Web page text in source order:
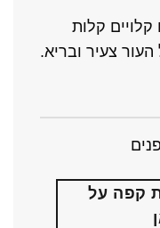
קלויים קלות
צעיר ובריא.
קפה על